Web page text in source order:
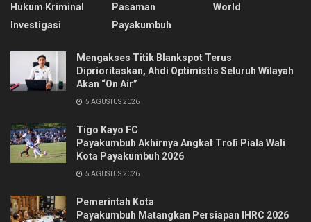
Hukum Kriminal
Investigasi
Pasaman
Payakumbuh
World
Mengakses Titik Blankspot Terus
Diprioritaskan, Ahdi Optimistis Seluruh Wilayah
Akan “On Air”
5 AGUSTUS 2026
Tigo Kayo FC
Payakumbuh Akhirnya Angkat Trofi Piala Wali
Kota Payakumbuh 2026
5 AGUSTUS 2026
Pemerintah Kota
Payakumbuh Matangkan Persiapan IHRC 2026